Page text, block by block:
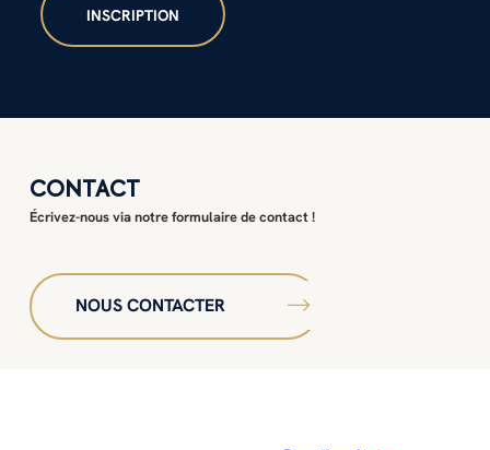
CONTACT
Écrivez-nous via notre formulaire de contact !
NOUS CONTACTER